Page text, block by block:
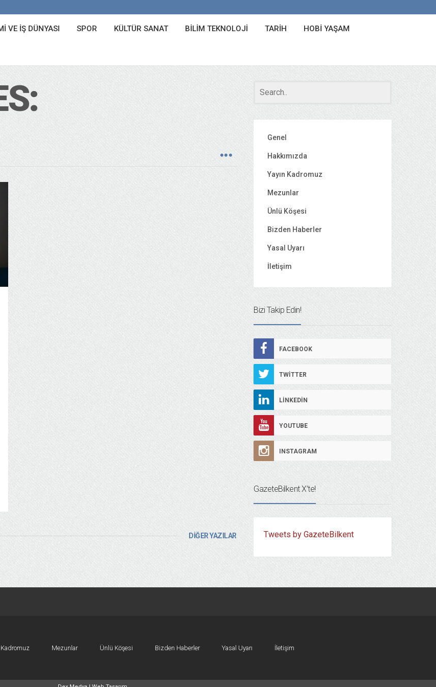
VE İŞ DÜNYASI SPOR KÜLTÜR SANAT BILIM TEKNOLOJI TARIH HOBI YAŞAM
DİĞER YAZILAR
Genel
Hakkımızda
Yayın Kadromuz
Mezunlar
Ünlü Köşesi
Bizden Haberler
Yasal Uyarı
İletişim
Bizi Takip Edin!
FACEBOOK
TWITTER
LINKEDIN
YOUTUBE
INSTAGRAM
GazeteBilkent X’te!
Tweets by GazeteBilkent
Kadromuz Mezunlar Ünlü Köşesi Bizden Haberler Yasal Uyarı İletişim